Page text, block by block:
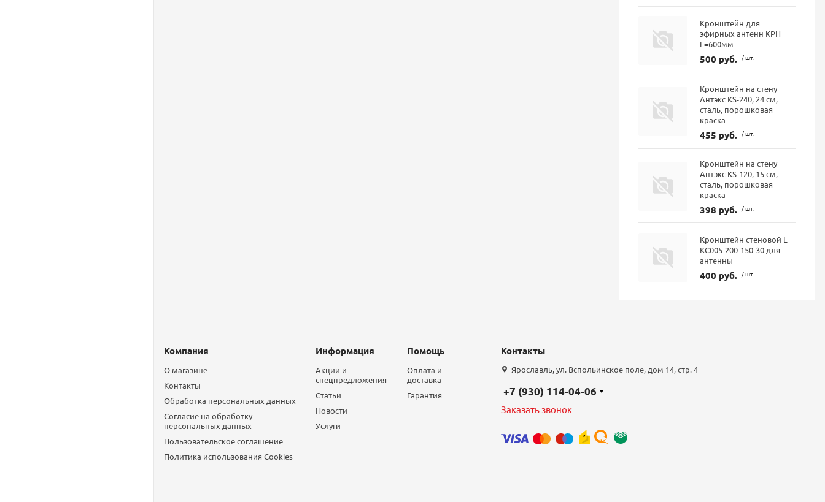
Кронштейн для
эфирных антенн КРН
L=600мм
500 руб. / шт.
Кронштейн на стену
Антэкс KS-240, 24 см,
сталь, порошковая
краска
455 руб. / шт.
Кронштейн на стену
Антэкс KS-120, 15 см,
сталь, порошковая
краска
398 руб. / шт.
Кронштейн стеновой L
КС005-200-150-30 для
антенны
400 руб. / шт.
Компания
О магазине
Контакты
Обработка персональных данных
Согласие на обработку
персональных данных
Пользовательское соглашение
Политика использования Сookies
Информация
Акции и
спецпредложения
Статьи
Новости
Услуги
Помощь
Оплата и
доставка
Гарантия
Контакты
Ярославль, ул. Вспольинское поле, дом 14, стр. 4
+7 (930) 114-04-06
Заказать звонок